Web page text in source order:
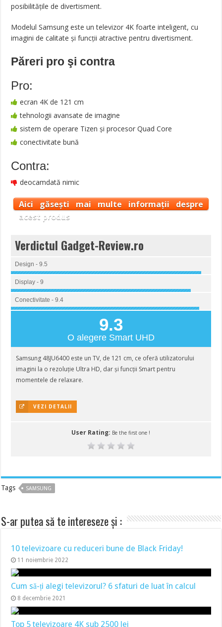
posibilitățile de divertisment.
Modelul Samsung este un televizor 4K foarte inteligent, cu
imagini de calitate și funcții atractive pentru divertisment.
Păreri pro şi contra
Pro:
ecran 4K de 121 cm
tehnologii avansate de imagine
sistem de operare Tizen și procesor Quad Core
conectivitate bună
Contra:
deocamdată nimic
Aici găsești mai multe informații despre
acest produs
Verdictul Gadget-Review.ro
Design - 9.5
Display - 9
Conectivitate - 9.4
9.3
O alegere Smart UHD
Samsung 48JU6400 este un TV, de 121 cm, ce oferă utilizatorului
imagini la o rezoluție Ultra HD, dar și funcții Smart pentru
momentele de relaxare.
VEZI DETALII
User Rating: Be the first one !
Tags SAMSUNG
S-ar putea să te intereseze și :
10 televizoare cu reduceri bune de Black Friday!
11 noiembrie 2022
Cum să-ți alegi televizorul? 6 sfaturi de luat în calcul
8 decembrie 2021
Top 5 televizoare 4K sub 2500 lei